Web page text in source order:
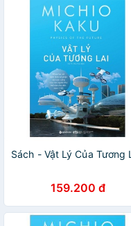
Sách - Vật Lý Của Tương
159.200 đ